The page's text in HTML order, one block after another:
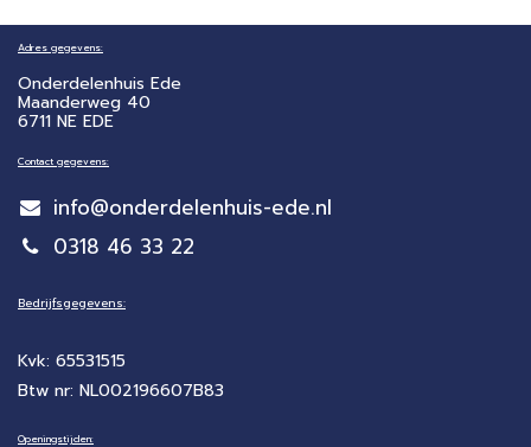
Adres gegevens:
Onderdelenhuis Ede
Maanderweg 40
6711 NE EDE
Contact gegevens:
info@onderdelenhuis-ede.nl
0318 46 33 22
Bedrijfsgegevens:
Kvk: 65531515
Btw nr: NL002196607B83
Openingstijden: